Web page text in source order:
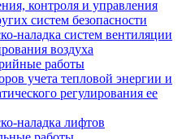
контроля и управления
систем безопасности
наладка систем вентиляции
воздуха
работы
учета тепловой энергии и
регулирования ее
наладка лифтов